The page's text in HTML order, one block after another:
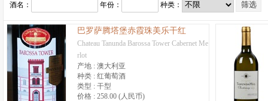
酒名： 年份： 种类：
巴罗萨腾塔堡赤霞珠美乐干红
Chateau Tanunda Barossa Tower Cabernet Me
rlot
产地 : 澳大利亚
种类 : 红葡萄酒
类型 : 干型
价格 : 258.00 (人民币)